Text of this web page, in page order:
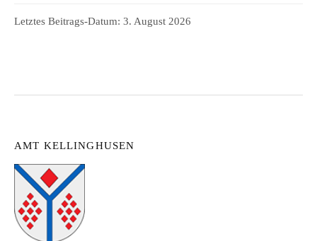
Letztes Beitrags-Datum: 3. August 2026
AMT KELLINGHUSEN